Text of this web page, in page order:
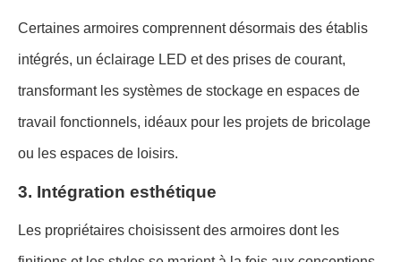
Certaines armoires comprennent désormais des établis
intégrés, un éclairage LED et des prises de courant,
transformant les systèmes de stockage en espaces de
travail fonctionnels, idéaux pour les projets de bricolage
ou les espaces de loisirs.
3. Intégration esthétique
Les propriétaires choisissent des armoires dont les